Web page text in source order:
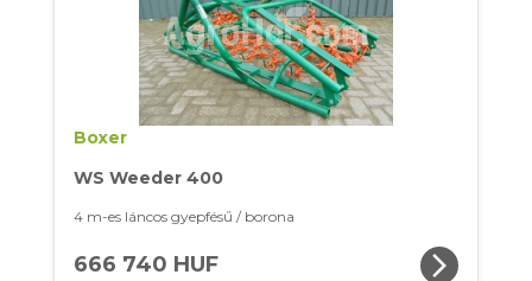
Boxer
WS Weeder 400
4 m-es láncos gyepfésű / borona
666 740 HUF arrow_forward_ios